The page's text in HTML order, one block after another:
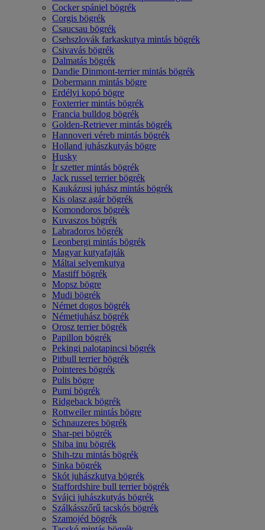
Cocker spániel bögrék
Corgis bögrék
Csaucsau bögrék
Csehszlovák farkaskutya mintás bögrék
Csivavás bögrék
Dalmatás bögrék
Dandie Dinmont-terrier mintás bögrék
Dobermann mintás bögre
Erdélyi kopó bögre
Foxterrier mintás bögrék
Francia bulldog bögrék
Golden-Retriever mintás bögrék
Hannoveri véreb mintás bögrék
Holland juhászkutyás bögre
Husky
Ír szetter mintás bögrék
Jack russel terrier bögrék
Kaukázusi juhász mintás bögrék
Kis olasz agár bögrék
Komondoros bögrék
Kuvaszos bögrék
Labradoros bögrék
Leonbergi mintás bögrék
Magyar kutyafajták
Máltai selyemkutya
Mastiff bögrék
Mopsz bögre
Mudi bögrék
Német dogos bögrék
Németjuhász bögrék
Orosz terrier bögrék
Papillon bögrék
Pekingi palotapincsi bögrék
Pitbull terrier bögrék
Pointeres bögrék
Pulis bögre
Pumi bögrék
Ridgeback bögrék
Rottweiler mintás bögre
Schnauzeres bögrék
Shar-pei bögrék
Shiba inu bögrék
Shih-tzu mintás bögrék
Sinka bögrék
Skót juhászkutya bögrék
Staffordshire bull terrier bögrék
Svájci juhászkutyás bögrék
Szálkásszőrű tacskós bögrék
Szamojéd bögrék